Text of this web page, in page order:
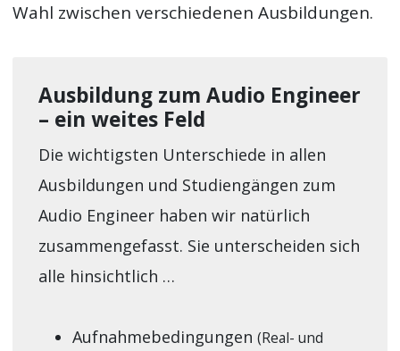
Wahl zwischen verschiedenen Ausbildungen.
Ausbildung zum Audio Engineer
– ein weites Feld
Die wichtigsten Unterschiede in allen
Ausbildungen und Studiengängen zum
Audio Engineer haben wir natürlich
zusammengefasst. Sie unterscheiden sich
alle hinsichtlich …
Aufnahmebedingungen (Real- und